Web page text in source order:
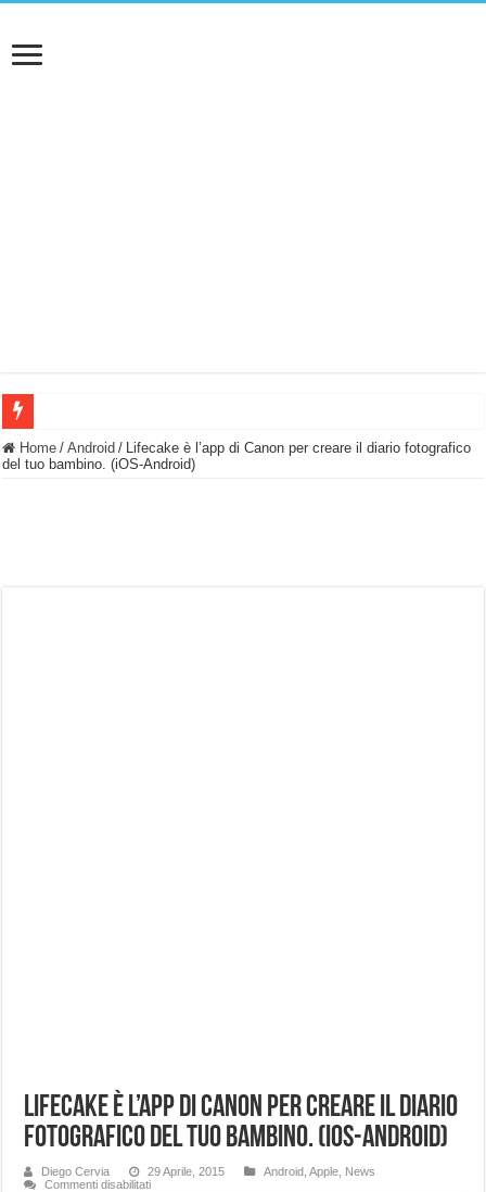
BASTA FATICARE! Questo robot tagliaerba lo appoggi e fa tutto lui! (Senza
Home / Android / Lifecake è l’app di Canon per creare il diario fotografico
del tuo bambino. (iOS-Android)
Lifecake è l’app di Canon per creare il diario
fotografico del tuo bambino. (iOS-Android)
Diego Cervia 29 Aprile, 2015 Android ,Apple News
Commenti disabilitatisu